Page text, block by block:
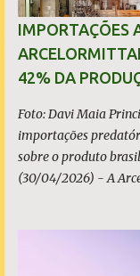
IMPORTAÇÕES
42% DA
Foto: Davi Maia
importações
sobre o produto
(30/04/2026) - A